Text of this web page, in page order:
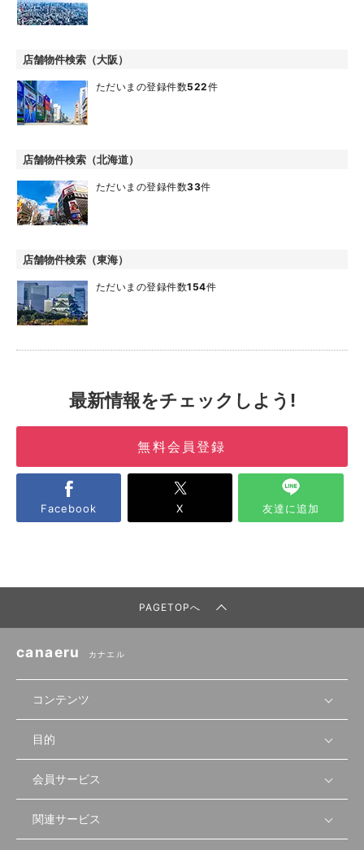
店舗物件検索（大阪）
ただいまの登録件数522件
店舗物件検索（北海道）
ただいまの登録件数33件
店舗物件検索（東海）
ただいまの登録件数154件
最新情報をチェックしよう!
無料会員登録
Facebook X 友達に追加
PAGETOPへ
canaeru カナエル
コンテンツ
無料開業相談
セミナー情報
セミナー動画
物件を探す
首都圏
先輩開業者の声
目的
店舗運営
物件
会員サービス
会員登録
関連サービス